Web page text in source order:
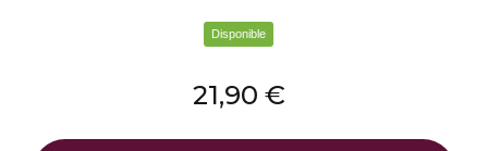
Disponible
21,90 €